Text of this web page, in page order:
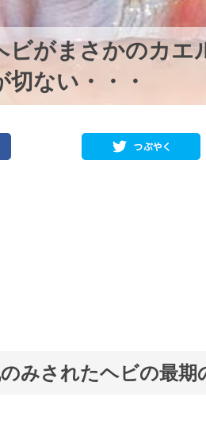
ビがまさかのカ
切ない・・・
みされたヘビの最期